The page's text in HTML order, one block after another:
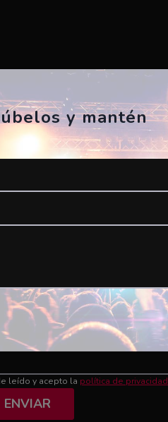
leído y acepto la política de privacidad
ENVIAR
y mantén